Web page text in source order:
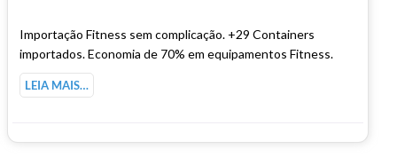
Importação Fitness sem complicação. +29 Containers
importados. Economia de 70% em equipamentos Fitness.
LEIA MAIS…